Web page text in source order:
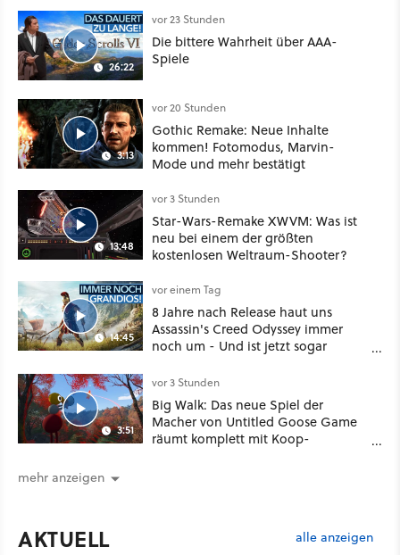
Klasse
26:22
vor 23 Stunden
Die bittere Wahrheit über AAA-
Spiele
3:13
vor 20 Stunden
Gothic Remake: Neue Inhalte
kommen! Fotomodus, Marvin-
Mode und mehr bestätigt
13:48
vor 3 Stunden
Star-Wars-Remake XWVM: Was ist
neu bei einem der größten
kostenlosen Weltraum-Shooter?
14:45
vor einem Tag
8 Jahre nach Release haut uns
Assassin's Creed Odyssey immer
noch um - Und ist jetzt sogar
3:51
vor 3 Stunden
Big Walk: Das neue Spiel der
Macher von Untitled Goose Game
räumt komplett mit Koop-
mehr anzeigen
AKTUELL alle anzeigen